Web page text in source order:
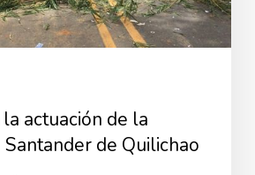
actuación de la
Santander de Quilichao